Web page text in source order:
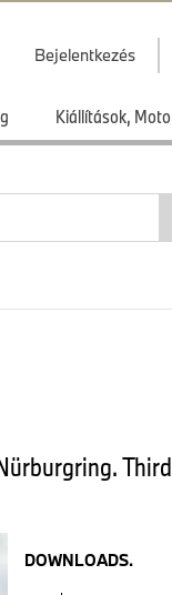
Bejelentkezés
Kiállítások,
DOWNLOADS.